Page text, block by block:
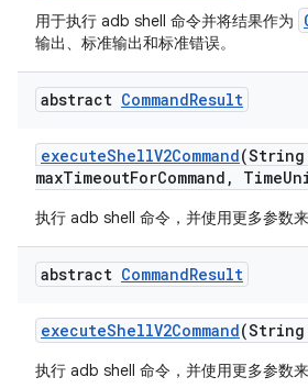
用于执行 adb shell 命令并将结果作为
输出、标准输出和标准错误。
abstract CommandResult
executeShellV2Command(String
maxTimeoutForCommand , Time
执行 adb shell 命令，并使用更多参数来
abstract CommandResult
executeShellV2Command(String
执行 adb shell 命令，并使用更多参数来